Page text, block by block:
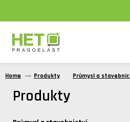
Home Produkty Průmysl a
Produkty